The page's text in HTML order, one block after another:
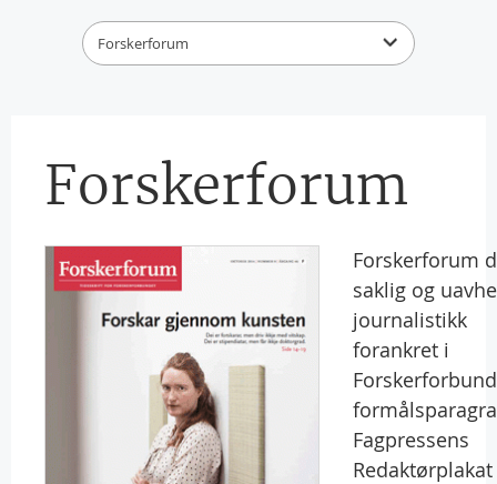
Forskerforum
Forskerforum
Forskerforum
saklig og
journalistikk
forankret i
Fagpressens